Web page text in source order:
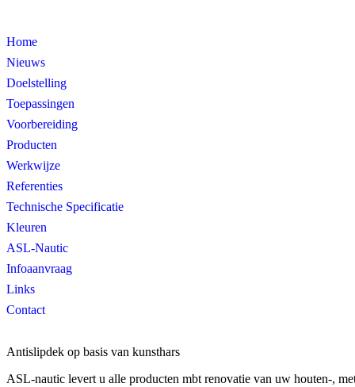
Home
Nieuws
Doelstelling
Toepassingen
Voorbereiding
Producten
Werkwijze
Referenties
Technische Specificatie
Kleuren
ASL-Nautic
Infoaanvraag
Links
Contact
Antislipdek op basis van kunsthars
ASL-nautic levert u alle producten mbt renovatie van uw houten-,